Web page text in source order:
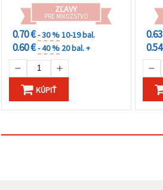
ZĽAVY
PRE MNOŽSTVO
0.70 €- 30 %10-19 bal.
0.60 €- 40 % 20 bal. +
KÚPIŤ